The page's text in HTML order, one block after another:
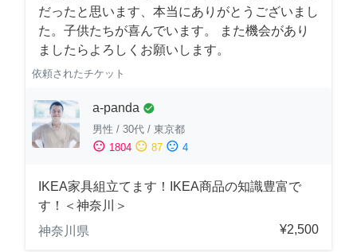
だったと思います、本当にありがとうございまし
た。子供たちが喜んでいます。 また機会があり
ましたらよろしくお願いします。
依頼されたチケット
a-panda check_circle
男性 / 30代 / 東京都
sentiment_satisfied 1804 sentiment_neutral 87 sentiment_dissatisfied 4
IKEA家具組立てます！IKEA商品の知識豊富で
す！＜神奈川＞
神奈川県
¥2,500